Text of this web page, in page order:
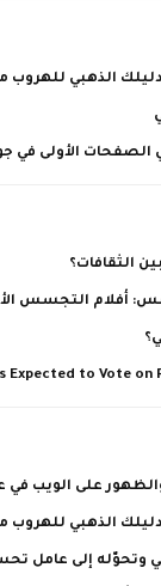
الذهبي للهروب
الثقافات؟
أفلام التجسس
Expected to Vote on
على الويب في
الذهبي للهروب
وتحوّله إلى عامل